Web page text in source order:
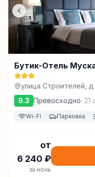
Бутик-Отель
улица Строителей, д.
9.3 Превосходно· 21
Wi-Fi Парковка
от
6 240 ₽
за ночь